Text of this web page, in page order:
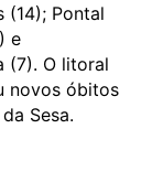
(14); Pontal
e
(7). O litoral
novos óbitos
Sesa.